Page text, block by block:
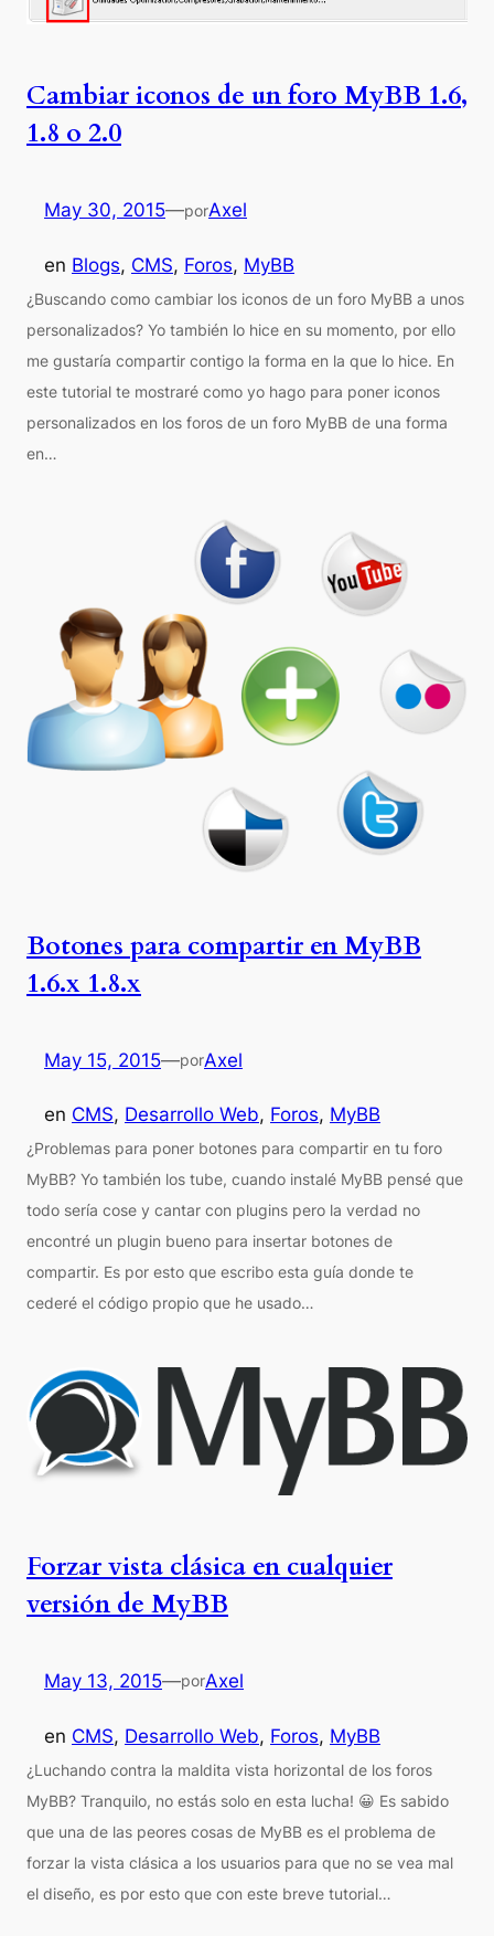
Cambiar iconos de un foro MyBB 1.6,
1.8 o 2.0
May 30, 2015—porAxel
en Blogs, CMS, Foros, MyBB
¿Buscando como cambiar los iconos de un foro MyBB a unos
personalizados? Yo también lo hice en su momento, por ello
me gustaría compartir contigo la forma en la que lo hice. En
este tutorial te mostraré como yo hago para poner iconos
personalizados en los foros de un foro MyBB de una forma
en…
Botones para compartir en MyBB
1.6.x 1.8.x
May 15, 2015—porAxel
en CMS, Desarrollo Web, Foros, MyBB
¿Problemas para poner botones para compartir en tu foro
MyBB? Yo también los tube, cuando instalé MyBB pensé que
todo sería cose y cantar con plugins pero la verdad no
encontré un plugin bueno para insertar botones de
compartir. Es por esto que escribo esta guía donde te
cederé el código propio que he usado…
Forzar vista clásica en cualquier
versión de MyBB
May 13, 2015—porAxel
en CMS, Desarrollo Web, Foros, MyBB
¿Luchando contra la maldita vista horizontal de los foros
MyBB? Tranquilo, no estás solo en esta lucha! 😀 Es sabido
que una de las peores cosas de MyBB es el problema de
forzar la vista clásica a los usuarios para que no se vea mal
el diseño, es por esto que con este breve tutorial…